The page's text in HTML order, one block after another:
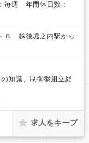
毎週 年間休日数：
６ 越後堀之内駅から
知識、制御盤組立経
求人をキープ